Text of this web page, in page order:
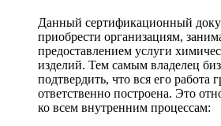
Данный сертификационный
приобрести организациям,
предоставлением услуги
изделий. Тем самым владелец
подтвердить, что вся его работа
ответственно построена. Это
ко всем внутренним процессам: